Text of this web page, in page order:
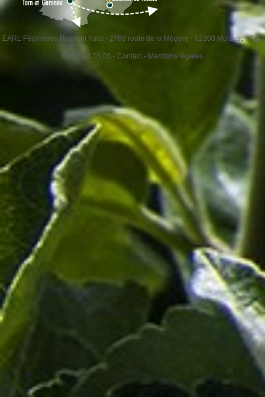
EARL Pépinières Rispe et fruits - 2788 route de la Mégère - 82200 Moissac - Tél :
05.63.04.01.06 - Contact- Mentions légales